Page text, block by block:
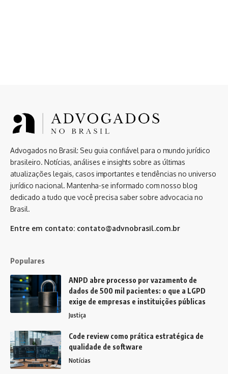
Advogados no Brasil: Seu guia confiável para o mundo jurídico
brasileiro. Notícias, análises e insights sobre as últimas
atualizações legais, casos importantes e tendências no universo
jurídico nacional. Mantenha-se informado com nosso blog
dedicado a tudo que você precisa saber sobre advocacia no
Brasil.
Entre em contato: contato@advnobrasil.com.br
Populares
ANPD abre processo por vazamento de
dados de 500 mil pacientes: o que a LGPD
exige de empresas e instituições públicas
Justiça
Code review como prática estratégica de
qualidade de software
Notícias